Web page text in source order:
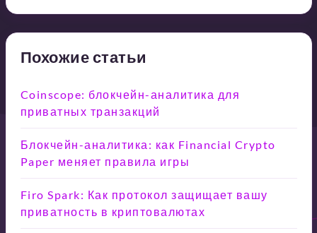
Похожие статьи
Coinscope: блокчейн-аналитика для
приватных транзакций
Блокчейн-аналитика: как Financial Crypto
Paper меняет правила игры
Firo Spark: Как протокол защищает вашу
приватность в криптовалютах